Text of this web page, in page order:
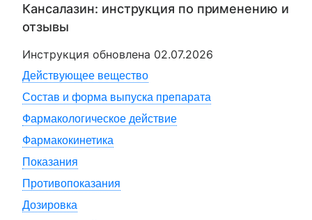
Кансалазин: инструкция по применению и
отзывы
Инструкция обновлена 02.07.2026
Действующее вещество
Состав и форма выпуска препарата
Фармакологическое действие
Фармакокинетика
Показания
Противопоказания
Дозировка